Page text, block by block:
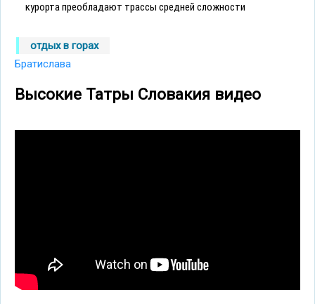
курорта преобладают трассы средней сложности
отдых в горах
Братислава
Высокие Татры Словакия видео